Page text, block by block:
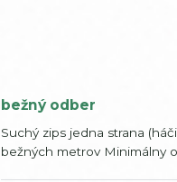
bežný odber
Suchý zips jedna strana
bežných metrov Minimálny